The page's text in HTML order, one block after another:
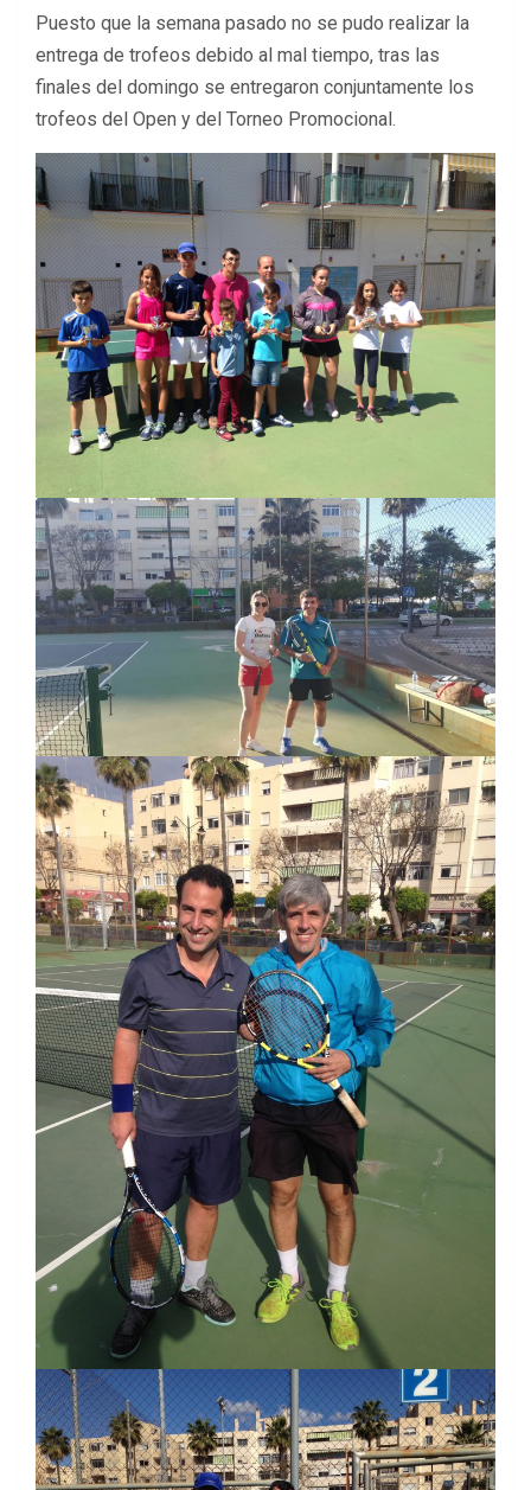
Puesto que la semana pasado no se pudo realizar la
entrega de trofeos debido al mal tiempo, tras las
finales del domingo se entregaron conjuntamente los
trofeos del Open y del Torneo Promocional.